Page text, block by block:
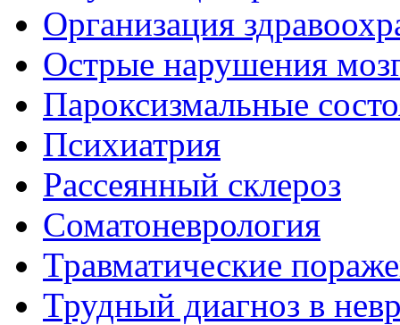
Организация
Острые нарушения
Пароксизмальные
Психиатрия
Рассеянный склероз
Соматоневрология
Травматические
Трудный диагноз в